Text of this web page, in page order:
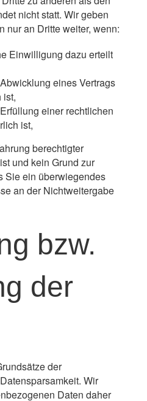
nicht statt. Wir geben
nur an Dritte weiter, wenn:
Einwilligung dazu erteilt
eines Vertrags
ist,
einer rechtlichen
ist,
berechtigter
und kein Grund zur
Sie ein überwiegendes
an der Nichtweitergabe
bzw.
der
der
Wir
Daten daher